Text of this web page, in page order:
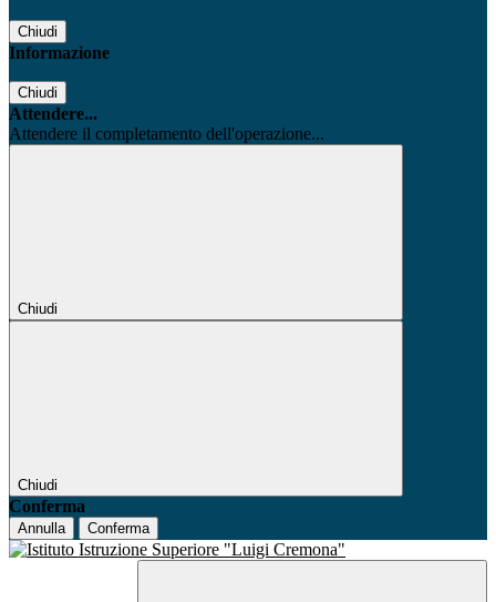
Chiudi
Informazione
Chiudi
Attendere...
Attendere il completamento dell'operazione...
Chiudi
Chiudi
Conferma
Annulla Conferma